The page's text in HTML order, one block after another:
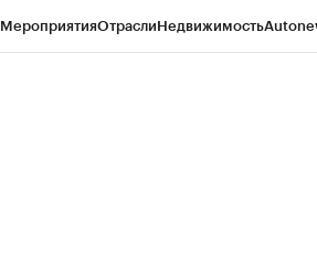
МероприятияОтраслиНедвижимость